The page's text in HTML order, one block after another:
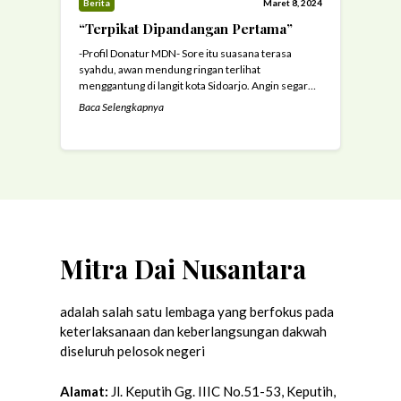
Berita Maret 8, 2024
“Terpikat Dipandangan Pertama”
-Profil Donatur MDN- Sore itu suasana terasa
syahdu, awan mendung ringan terlihat
menggantung di langit kota Sidoarjo. Angin segar
berhembus sepoi sepoi dan membelai dengan
merayap juga terpantau senggang. Realita tersebut
Baca Selengkapnya
Mitra Dai Nusantara
adalah salah satu lembaga yang berfokus pada
keterlaksanaan dan keberlangsungan dakwah
diseluruh pelosok negeri
Alamat: Jl. Keputih Gg. IIIC No.51-53, Keputih,